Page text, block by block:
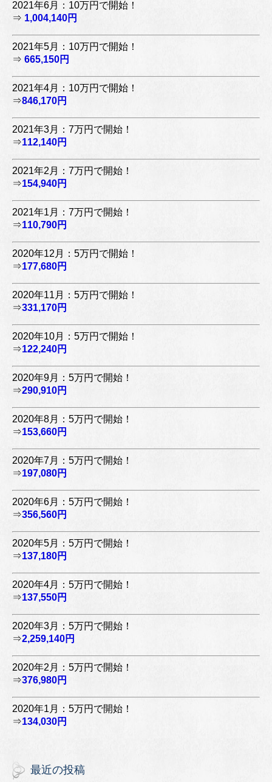
2021年6月：10万円で開始！
⇒ 1,004,140円
2021年5月：10万円で開始！
⇒ 665,150円
2021年4月：10万円で開始！
⇒846,170円
2021年3月：7万円で開始！
⇒112,140円
2021年2月：7万円で開始！
⇒154,940円
2021年1月：7万円で開始！
⇒110,790円
2020年12月：5万円で開始！
⇒177,680円
2020年11月：5万円で開始！
⇒331,170円
2020年10月：5万円で開始！
⇒122,240円
2020年9月：5万円で開始！
⇒290,910円
2020年8月：5万円で開始！
⇒153,660円
2020年7月：5万円で開始！
⇒197,080円
2020年6月：5万円で開始！
⇒356,560円
2020年5月：5万円で開始！
⇒137,180円
2020年4月：5万円で開始！
⇒137,550円
2020年3月：5万円で開始！
⇒2,259,140円
2020年2月：5万円で開始！
⇒376,980円
2020年1月：5万円で開始！
⇒134,030円
最近の投稿